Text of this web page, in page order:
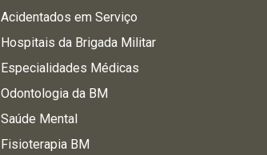
Acidentados em Serviço
Hospitais da Brigada Militar
Especialidades Médicas
Odontologia da BM
Saúde Mental
Fisioterapia BM